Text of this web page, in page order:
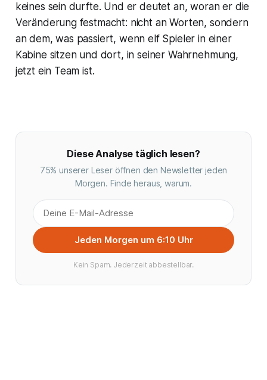
keines sein durfte. Und er deutet an, woran er die
Veränderung festmacht: nicht an Worten, sondern
an dem, was passiert, wenn elf Spieler in einer
Kabine sitzen und dort, in seiner Wahrnehmung,
jetzt ein Team ist.
Diese Analyse täglich lesen?
75% unserer Leser öffnen den Newsletter jeden
Morgen. Finde heraus, warum.
Jeden Morgen um 6:10 Uhr
Kein Spam. Jederzeit abbestellbar.